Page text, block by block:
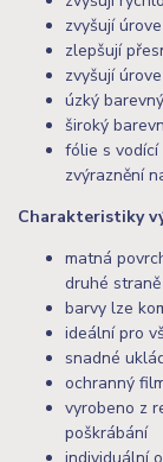
zvyšují
zlepšují
zvyšují
úzký
široký
fólie s vodící
zvýraznění
Charakteristiky
matná
druhé straně
barvy lze
ideální pro
snadné
ochranný
vyrobeno z
poškrábání